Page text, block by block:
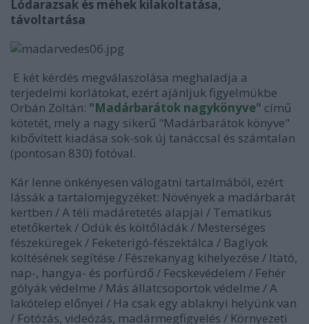
Lódarazsak és méhek kilakoltatása,
távoltartása
E két kérdés megválaszolása meghaladja a
terjedelmi korlátokat, ezért ajánljuk figyelmükbe
Orbán Zoltán: "Madárbarátok nagykönyve" című
kötetét, mely a nagy sikerű "Madárbarátok könyve"
kibővített kiadása sok-sok új tanáccsal és számtalan
(pontosan 830) fotóval.
Kár lenne önkényesen válogatni tartalmából, ezért
lássák a tartalomjegyzéket: Növények a madárbarát
kertben / A téli madáretetés alapjai / Tematikus
etetőkertek / Odúk és költőládák / Mesterséges
fészeküregek / Feketerigó-fészektálca / Baglyok
költésének segítése / Fészekanyag kihelyezése / Itató,
nap-, hangya- és porfürdő / Fecskevédelem / Fehér
gólyák védelme / Más állatcsoportok védelme / A
lakótelep előnyei / Ha csak egy ablaknyi helyünk van
/ Fotózás, videózás, madármegfigyelés / Környezeti